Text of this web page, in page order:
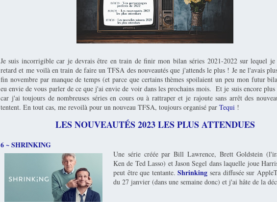
Je suis incorrigible car je devrais être en train de finir mon bilan séries 2021-2022 sur lequel je
retard et me voilà en train de faire un TFSA des nouveautés que j'attends le plus ! Je ne l'avais
fin novembre par manque de temps (et parce que certains thèmes spoilaient un peu mon futur
eu envie de vous parler de ce que j'ai envie de voir dans les prochains mois. Et je suis encore
car j'ai toujours de nombreuses séries en cours ou à rattraper et je rajoute sans arrêt des
tentent. En tout cas, me revoilà pour un nouveau TFSA, toujours organisé par Tequi !
LES NOUVEAUTÉS 2023 LES PLUS ATTENDUES
6 ~ SHRINKING
Une série créée par Bill Lawrence, Brett Goldstein
Ken de Ted Lasso) et Jason Segel dans laquelle joue
peut être que tentante.Shrinking sera diffusée sur
du 27 janvier (dans une semaine donc) et j'ai hâte de la